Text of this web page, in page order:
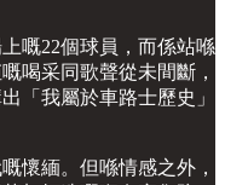
嘅22個球員，而係站喺
喝采同歌聲從未間斷，
「我屬於車路士歷史」
懷緬。但喺情感之外，